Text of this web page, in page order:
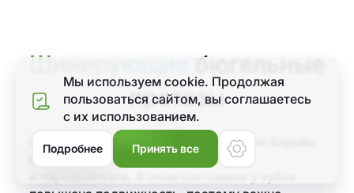
Шинирующие
бюгельные
протезы
Шинирующие бюгели используют для борьбы
с последствиями пародонтитов
Мы используем cookie. Продолжая
пользоваться сайтом, вы соглашаетеcь
с их использованием.
Подробнее Принять все